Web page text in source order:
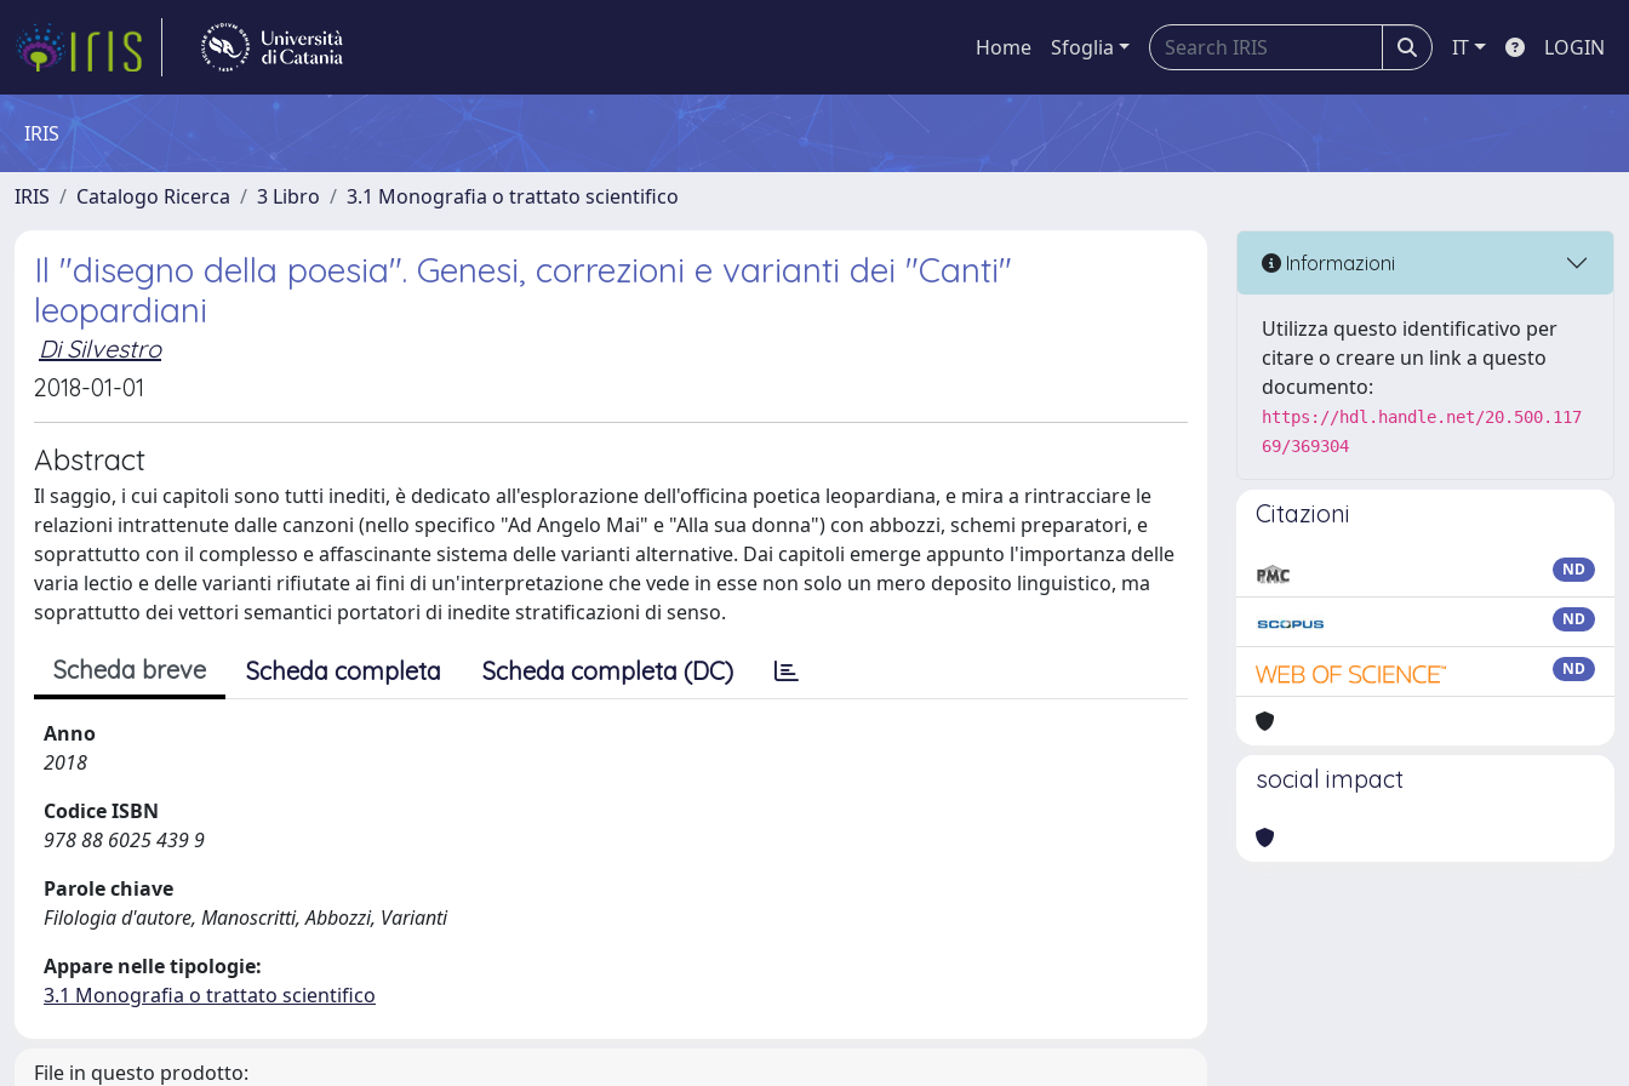
Home Sfoglia IT LOGIN
IRIS
IRIS Catalogo Ricerca 3 Libro 3.1 Monografia o trattato scientifico
Il "disegno della poesia". Genesi, correzioni e varianti dei "Canti"
leopardiani
Di Silvestro
2018-01-01
Abstract
Il saggio, i cui capitoli sono tutti inediti, è dedicato all'esplorazione dell'officina poetica leopardiana, e mira a rintracciare le
relazioni intrattenute dalle canzoni (nello specifico "Ad Angelo Mai" e "Alla sua donna") con abbozzi, schemi preparatori, e
soprattutto con il complesso e affascinante sistema delle varianti alternative. Dai capitoli emerge appunto l'importanza delle
varia lectio e delle varianti rifiutate ai fini di un'interpretazione che vede in esse non solo un mero deposito linguistico, ma
soprattutto dei vettori semantici portatori di inedite stratificazioni di senso.
Scheda breve Scheda completa Scheda completa (DC)
Anno
2018
Codice ISBN
978 88 6025 439 9
Parole chiave
Filologia d'autore, Manoscritti, Abbozzi, Varianti
Appare nelle tipologie:
3.1 Monografia o trattato scientifico
File in questo prodotto:
Informazioni
Utilizza questo identificativo per
citare o creare un link a questo
documento:
https://hdl.handle.net/20.500.117
69/369304
Citazioni
ND
ND
ND
social impact